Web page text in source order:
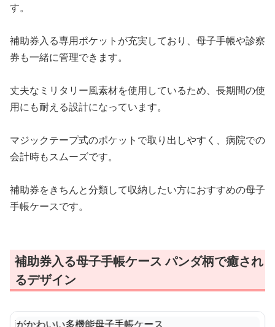
す。
補助券入る専用ポケットが充実しており、母子手帳や診察
券も一緒に管理できます。
丈夫なミリタリー風素材を使用しているため、長期間の使
用にも耐える設計になっています。
マジックテープ式のポケットで取り出しやすく、病院での
会計時もスムーズです。
補助券をきちんと分類して収納したい方におすすめの母子
手帳ケースです。
補助券入る母子手帳ケース パンダ柄で癒され
るデザイン